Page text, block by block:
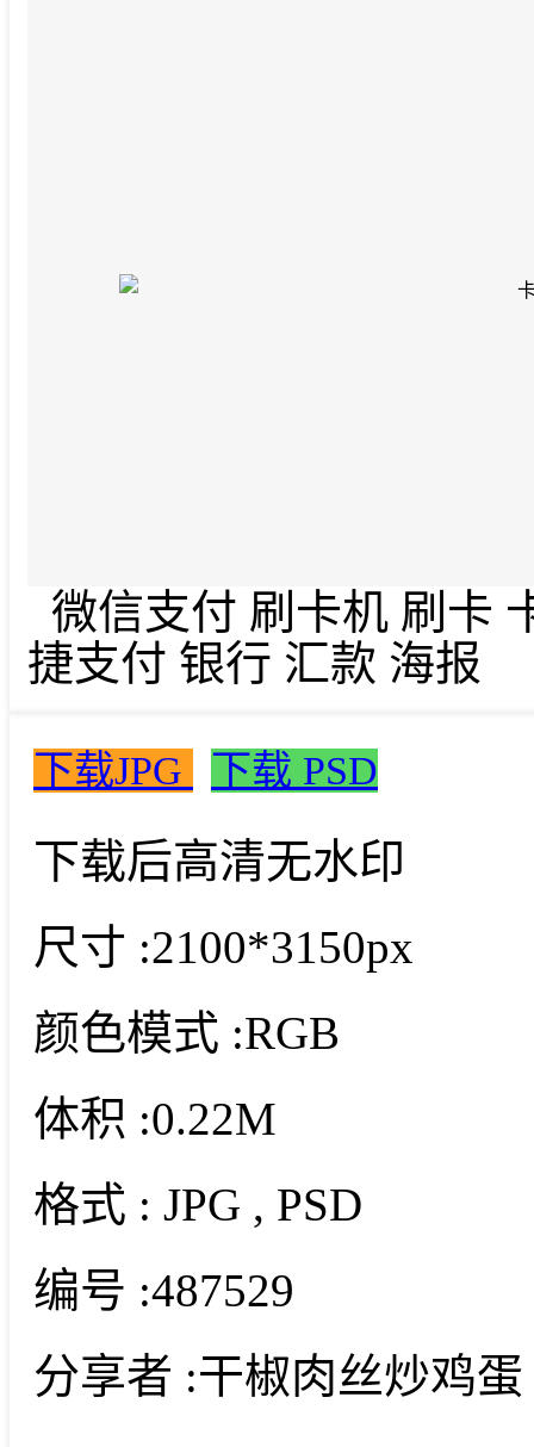
微信支付 刷卡机 刷卡
捷支付 银行 汇款 海报
下载JPG 下载 PSD
下载后高清无水印
尺寸 :2100*3150px
颜色模式 :RGB
体积 :0.22M
格式 : JPG , PSD
编号 :487529
分享者 :干椒肉丝炒鸡蛋